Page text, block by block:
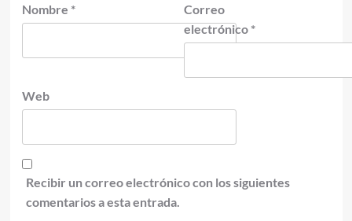
Nombre *
Correo
electrónico *
Web
Recibir un correo electrónico con los siguientes
comentarios a esta entrada.